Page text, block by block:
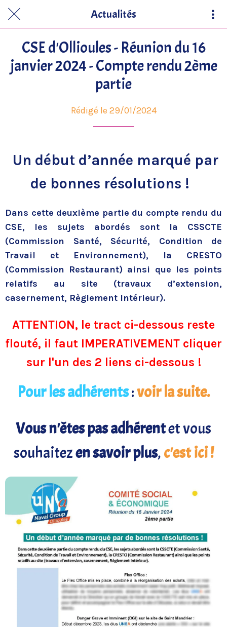
Actualités
CSE d'Ollioules - Réunion du 16
janvier 2024 - Compte rendu 2ème
partie
Rédigé le 29/01/2024
Un début d’année marqué par
de bonnes résolutions !
Dans cette deuxième partie du compte rendu du
CSE, les sujets abordés sont la CSSCTE
(Commission Santé, Sécurité, Condition de
Travail et Environnement), la CRESTO
(Commission Restaurant) ainsi que les points
relatifs au site (travaux d’extension,
casernement, Règlement Intérieur).
ATTENTION, le tract ci-dessous reste
flouté, il faut IMPERATIVEMENT cliquer
sur l'un des 2 liens ci-dessous !
Pour les adhérents:voir la suite.
Vous n'êtes pas adhérentet vous
souhaitezen savoir plus,c'est ici !